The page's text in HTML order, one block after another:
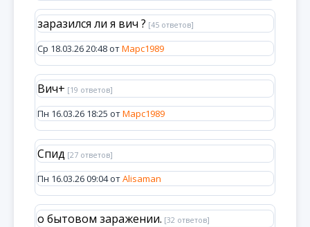
заразился ли я вич ? [45 ответов]
Ср 18.03.26 20:48 отМарс1989
Вич+ [19 ответов]
Пн 16.03.26 18:25 отМарс1989
Спид [27 ответов]
Пн 16.03.26 09:04 отAlisaman
о бытовом заражении. [32 ответов]